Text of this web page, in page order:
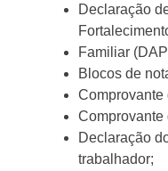
Declaração
Familiar
Blocos de
Comprovante
Comprovante
Declaração
trabalhador;